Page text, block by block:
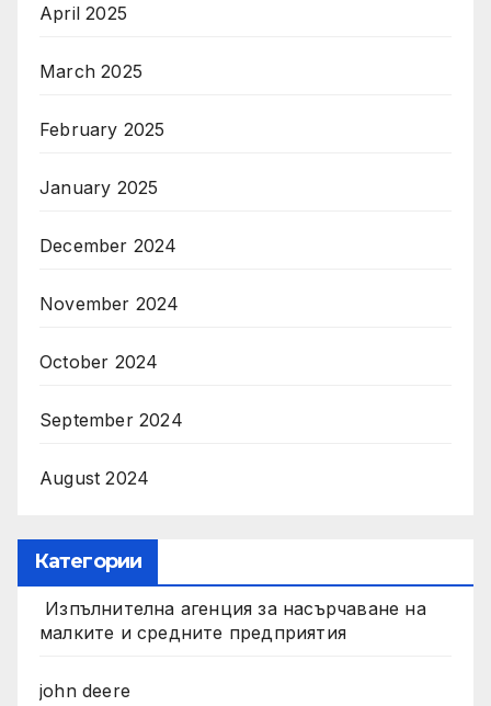
April 2025
March 2025
February 2025
January 2025
December 2024
November 2024
October 2024
September 2024
August 2024
Категории
Изпълнителна агенция за насърчаване на
малките и средните предприятия
john deere